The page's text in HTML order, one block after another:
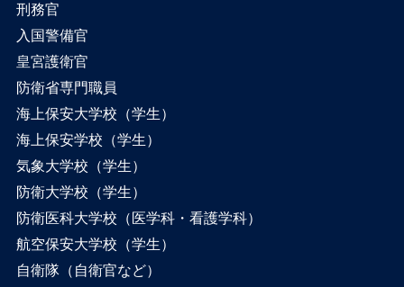
刑務官
入国警備官
皇宮護衛官
防衛省専門職員
海上保安大学校（学生）
海上保安学校（学生）
気象大学校（学生）
防衛大学校（学生）
防衛医科大学校（医学科・看護学科）
航空保安大学校（学生）
自衛隊（自衛官など）